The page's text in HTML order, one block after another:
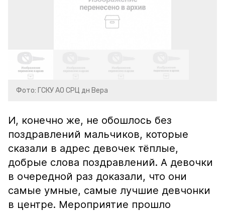
Фото: ГСКУ АО СРЦ дн Вера
И, конечно же, не обошлось без
поздравлений мальчиков, которые
сказали в адрес девочек тёплые,
добрые слова поздравлений. А девочки
в очередной раз доказали, что они
самые умные, самые лучшие девчонки
в центре. Мероприятие прошло